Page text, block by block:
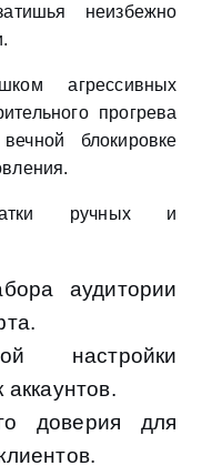
неизбежно
агрессивных
прогрева
блокировке
ручных и
аудитории
настройки
доверия для